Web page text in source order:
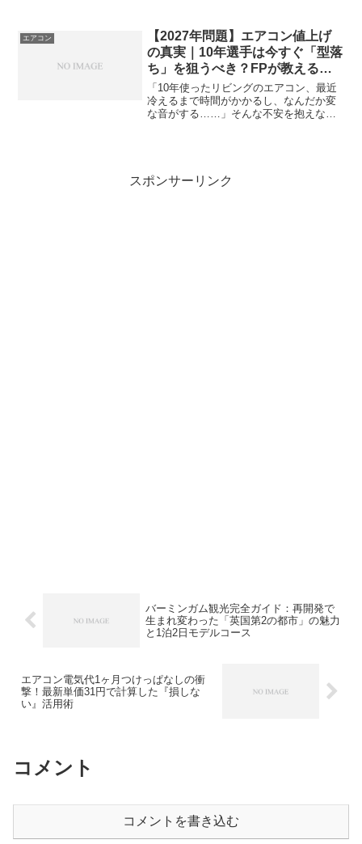
か？」と焦っていませんか？「工事費込
み3万円」という広告を見...
エアコン
【2027年問題】エアコン値上げ
の真実｜10年選手は今すぐ「型落
ち」を狙うべき？FPが教える損
得の境界線
「10年使ったリビングのエアコン、最近
冷えるまで時間がかかるし、なんだか変
な音がする……」そんな不安を抱えなが
スポンサーリンク
バーミンガム観光完全ガイド：再開発で
生まれ変わった「英国第2の都市」の魅力
と1泊2日モデルコース
エアコン電気代1ヶ月つけっぱなしの衝
撃！最新単価31円で計算した『損しな
い』活用術
コメント
コメントを書き込む